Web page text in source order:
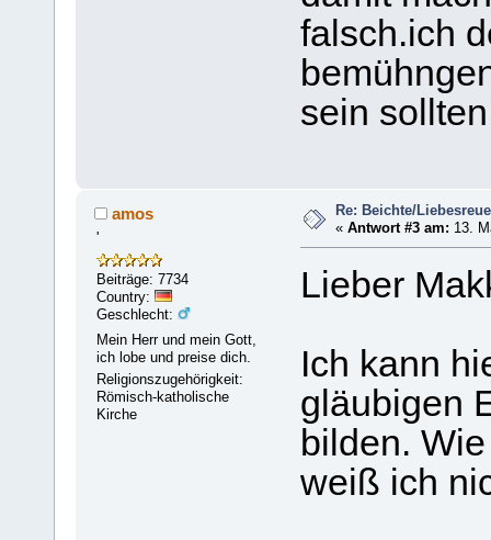
falsch.ich
sein
amos
'
Beiträge: 7734
Country:
Geschlecht:
Mein Herr und mein Gott,
ich lobe und preise dich.
Religionszugehörigkeit:
Römisch-katholische
Kirche
Re: Beichte/
«Antwort #3 am: 13.
Lieber
Ich kann
gläubigen
bilden.
weiß ich